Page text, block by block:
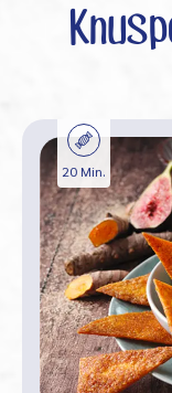
20 Min.